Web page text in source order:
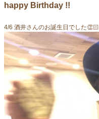
happy Birthday !!
4/6 酒井さんのお誕生日でした👏🏻